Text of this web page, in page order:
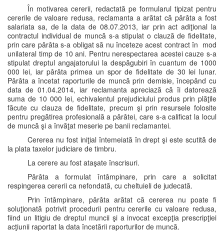
În motivarea cererii, redactată pe formularul tipizat pentru
cererile de valoare redusa, reclamanta a arătat că pârâta a fost
salariata sa, de la data de 08.07.2013, iar prin act adiţional la
contractul individual de muncă s-a stipulat o clauză de fidelitate,
prin care pârâta s-a obligat să nu înceteze acest contract în mod
unilateral timp de 10 ani. Pentru nerespectarea acestei cauze s-a
stipulat dreptul angajatorului la despăgubiri în cuantum de 1000
000 lei, iar pârâta primea un spor de fidelitate de 30 lei lunar.
Pârâta a încetat raporturile de muncă prin demisie, începând cu
data de 01.04.2014, iar reclamanta apreciază că îi datorează
suma de 10 000 lei, echivalentul prejudiciului produs prin plăţile
făcute cu clauza de fidelitate, precum şi prin resursele folosite
pentru pregătirea profesională a pârâtei, care s-a calificat la locul
de muncă şi a învăţat meserie pe banii reclamantei.
Cererea nu fost iniţial întemeiată în drept şi este scutită de
la plata taxelor judiciare de timbru.
La cerere au fost ataşate înscrisuri.
Pârâta a formulat întâmpinare, prin care a solicitat
respingerea cererii ca nefondată, cu cheltuieli de judecată.
Prin întâmpinare, pârâta arătat că cererea nu poate fi
soluţionată potrivit procedurii pentru cererile cu valoare redusa,
fiind un litigiu de dreptul muncii şi a invocat excepţia prescripţiei
acţiunii raportat la data încetării raporturilor de muncă.